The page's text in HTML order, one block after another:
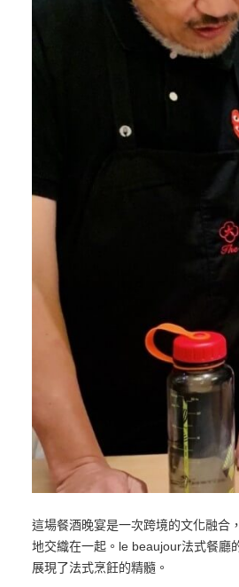
這場餐酒晚宴是一次跨境的文化融合
地交織在一起。le beaujour法式餐廳
展現了法式烹飪的精髓。